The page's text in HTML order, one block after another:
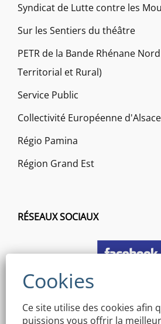
Syndicat de Lutte contre les
Sur les Sentiers du théâtre
PETR de la Bande Rhénane
Territorial et Rural)
Service Public
Collectivité Européenne d'Alsace
Régio Pamina
Région Grand Est
RÉSEAUX SOCIAUX
Ce site utilise des cookies afin
puissions vous offrir la